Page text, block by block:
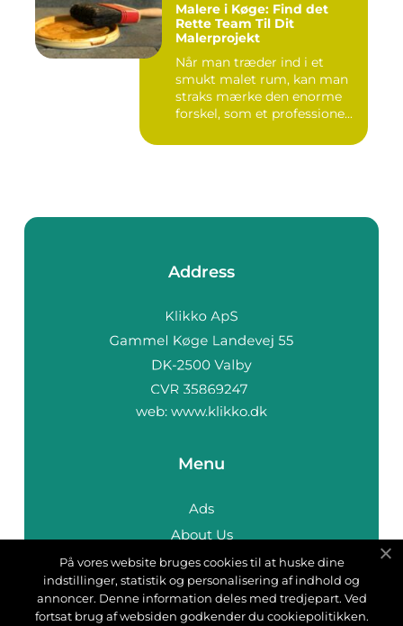
Malere i Køge: Find det
Rette Team Til Dit
Malerprojekt
Når man træder ind i et
smukt malet rum, kan man
straks mærke den enorme
forskel, som et professione...
Address
web: www.klikko.dk
Menu
Ads
About Us
Cookies
Contact
Sitemap
På vores website bruges cookies til at huske dine
indstillinger, statistik og personalisering af indhold og
annoncer. Denne information deles med tredjepart. Ved
fortsat brug af websiden godkender du cookiepolitikken.